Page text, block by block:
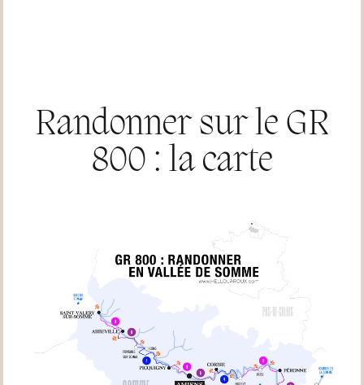
Randonner sur le GR
800 : la carte